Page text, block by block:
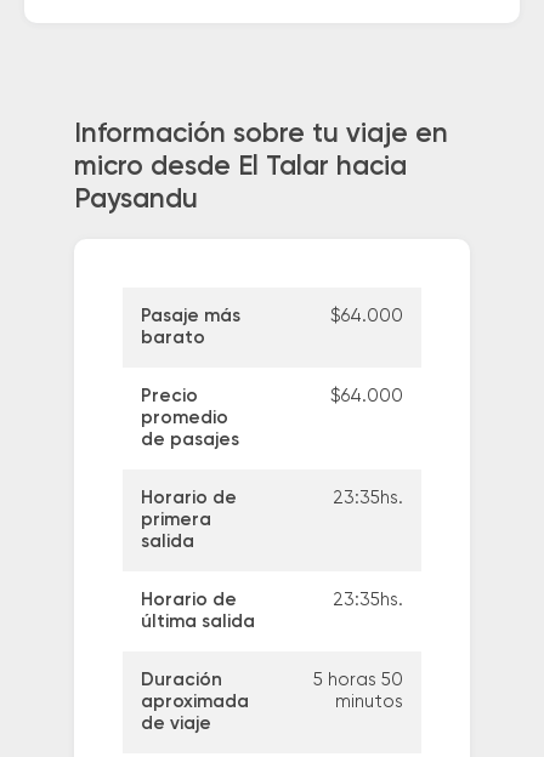
Información sobre tu viaje en
micro desde El Talar hacia
Paysandu
Pasaje más
barato
$64.000
Precio
promedio
de pasajes
$64.000
Horario de
primera
salida
23:35hs.
Horario de
última salida
23:35hs.
Duración
aproximada
de viaje
5 horas 50
minutos